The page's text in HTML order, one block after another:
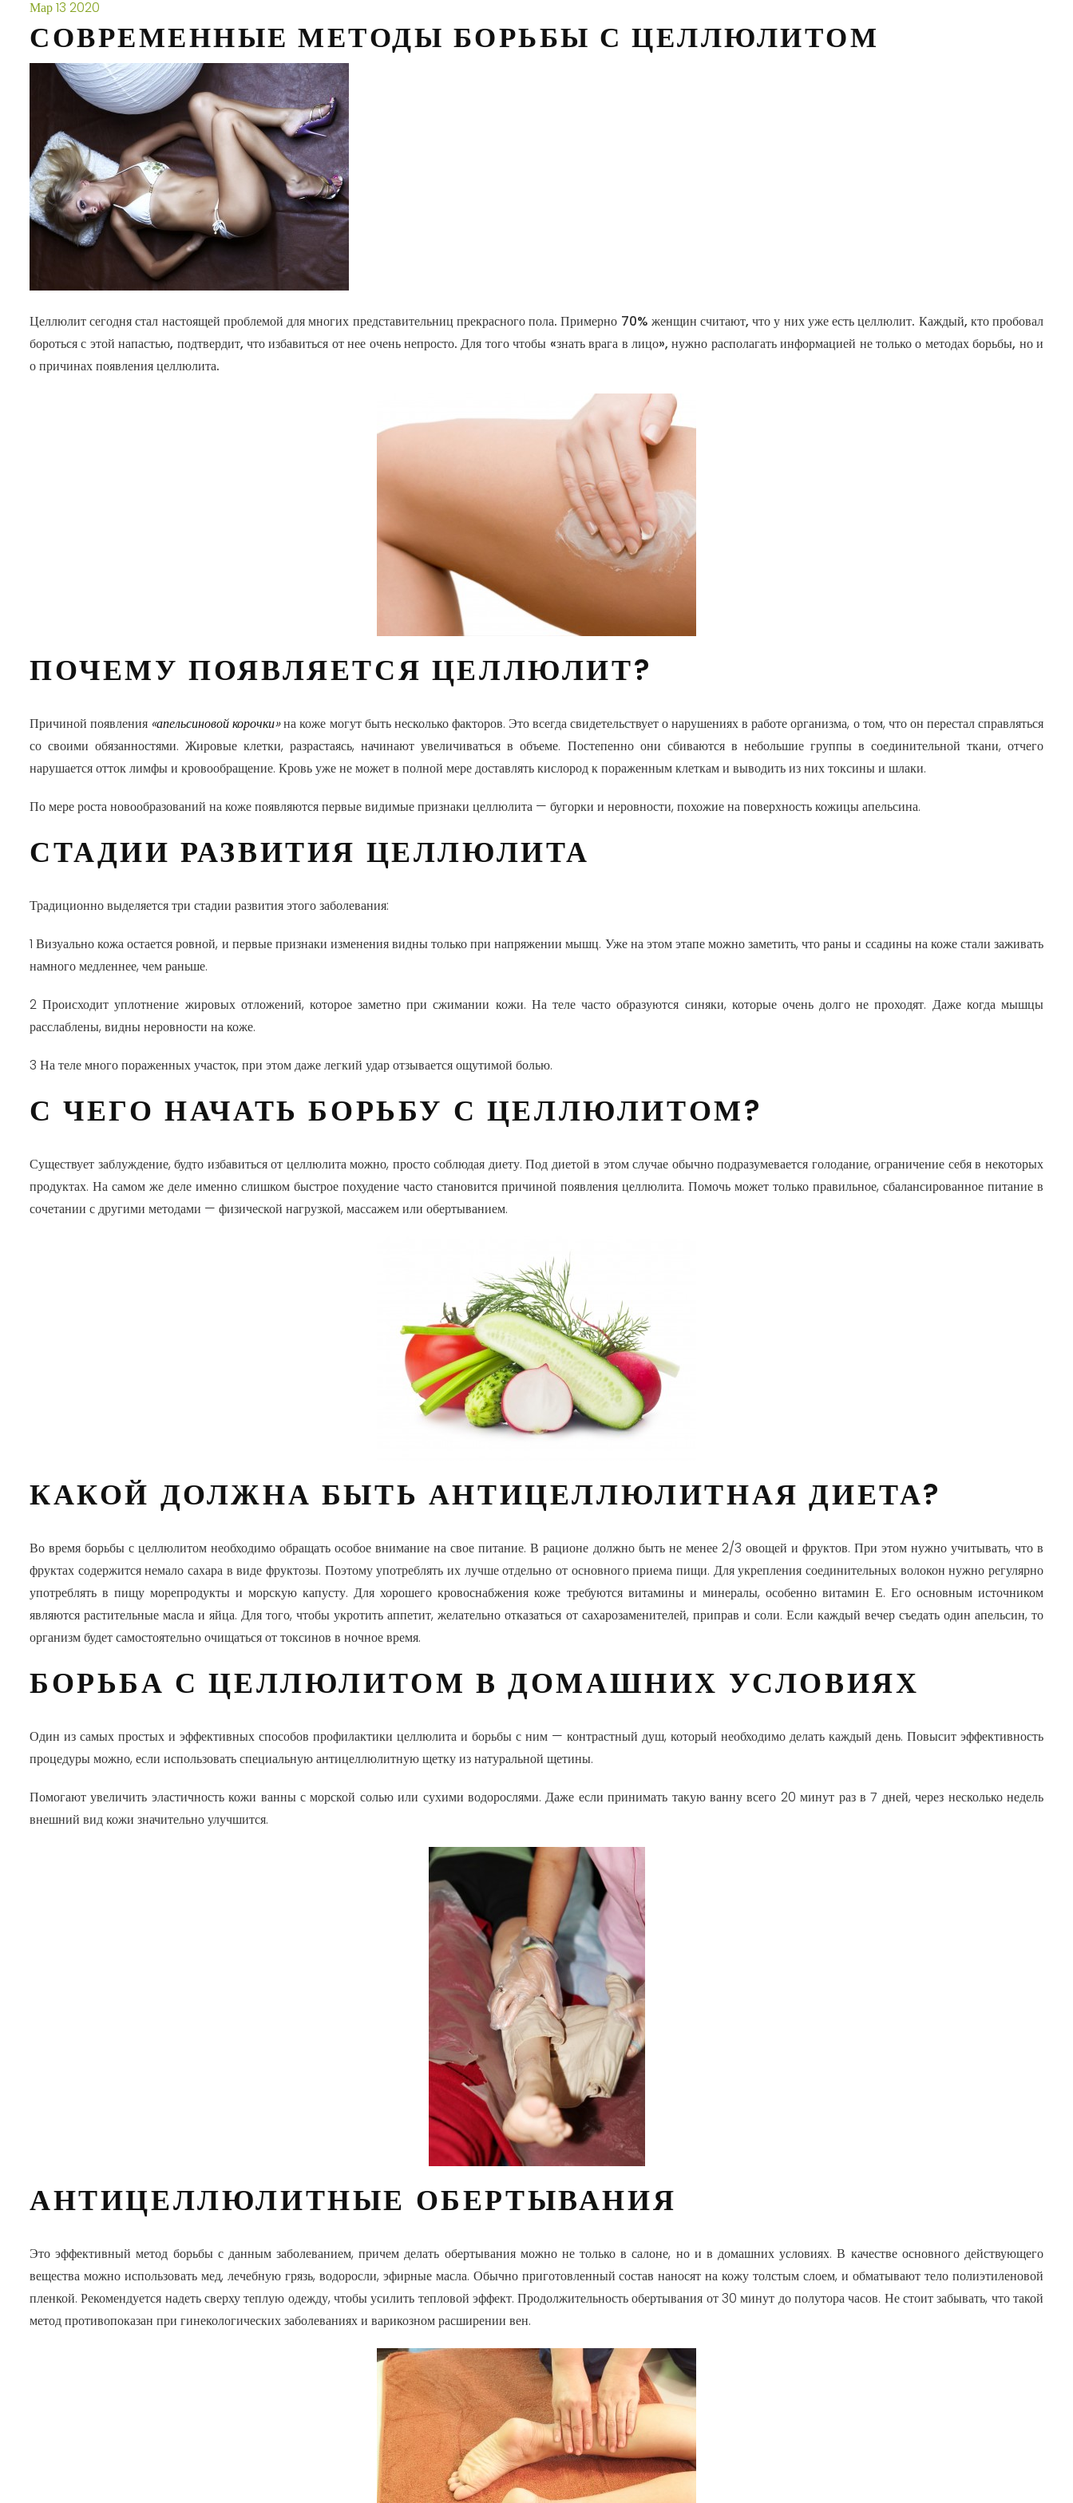
Мар13 2020
СОВРЕМЕННЫЕ МЕТОДЫ БОРЬБЫ С ЦЕЛЛЮЛИТОМ
Целлюлит сегодня стал настоящей проблемой для многих представительниц прекрасного пола. Примерно 70% женщин считают, что у них уже есть целлюлит. Каждый, кто пробовал
бороться с этой напастью, подтвердит, что избавиться от нее очень непросто. Для того чтобы «знать врага в лицо», нужно располагать информацией не только о методах борьбы, но и
о причинах появления целлюлита.
ПОЧЕМУ ПОЯВЛЯЕТСЯ ЦЕЛЛЮЛИТ?
Причиной появления «апельсиновой корочки»на коже могут быть несколько факторов. Это всегда свидетельствует о нарушениях в работе организма, о том, что он перестал справляться
со своими обязанностями. Жировые клетки, разрастаясь, начинают увеличиваться в объеме. Постепенно они сбиваются в небольшие группы в соединительной ткани, отчего
нарушается отток лимфы и кровообращение. Кровь уже не может в полной мере доставлять кислород к пораженным клеткам и выводить из них токсины и шлаки.
По мере роста новообразований на коже появляютсяпервые видимые признаки целлюлита — бугорки и неровности, похожие на поверхность кожицы апельсина.
СТАДИИ РАЗВИТИЯ ЦЕЛЛЮЛИТА
Традиционно выделяется три стадии развития этого заболевания:
1 Визуально кожа остается ровной, и первые признаки изменения видны только при напряжении мышц. Уже на этом этапе можно заметить, что раны и ссадины на коже стали заживать
намного медленнее, чем раньше.
2 Происходит уплотнение жировых отложений, которое заметно при сжимании кожи. На теле часто образуются синяки, которые очень долго не проходят. Даже когда мышцы
расслаблены, видны неровности на коже.
3 На теле много пораженных участок, при этом даже легкий удар отзывается ощутимой болью.
С ЧЕГО НАЧАТЬ БОРЬБУ С ЦЕЛЛЮЛИТОМ?
Существует заблуждение, будто избавиться от целлюлита можно, просто соблюдая диету. Под диетой в этом случае обычно подразумевается голодание, ограничение себя в некоторых
продуктах. На самом же деле именно слишком быстрое похудение часто становится причиной появления целлюлита. Помочь может только правильное, сбалансированное питание в
сочетании с другими методами — физической нагрузкой, массажем или обертыванием.
КАКОЙ ДОЛЖНА БЫТЬ АНТИЦЕЛЛЮЛИТНАЯ ДИЕТА?
Во время борьбы с целлюлитом необходимо обращать особое внимание на свое питание. В рационе должно быть не менее 2/3 овощей и фруктов. При этом нужно учитывать, что в
фруктах содержится немало сахара в виде фруктозы. Поэтому употреблять их лучше отдельно от основного приема пищи. Для укрепления соединительных волокон нужно регулярно
употреблять в пищу морепродукты и морскую капусту. Для хорошего кровоснабжения коже требуются витамины и минералы, особенно витамин Е. Его основным источником
являются растительные масла и яйца. Для того, чтобы укротить аппетит, желательно отказаться от сахарозаменителей, приправ и соли. Если каждый вечер съедать один апельсин, то
организм будет самостоятельно очищаться от токсинов в ночное время.
БОРЬБА С ЦЕЛЛЮЛИТОМ В ДОМАШНИХ УСЛОВИЯХ
Один из самых простых и эффективных способов профилактики целлюлита и борьбы с ним — контрастный душ, который необходимо делать каждый день. Повысит эффективность
процедуры можно, если использовать специальную антицеллюлитную щетку из натуральной щетины.
Помогают увеличить эластичность кожи ванны с морской солью или сухими водорослями. Даже если принимать такую ванну всего 20 минут раз в 7 дней, через несколько недель
внешний вид кожи значительно улучшится.
АНТИЦЕЛЛЮЛИТНЫЕ ОБЕРТЫВАНИЯ
Это эффективный метод борьбы с данным заболеванием, причем делать обертывания можно не только в салоне, но и в домашних условиях. В качестве основного действующего
вещества можно использовать мед, лечебную грязь, водоросли, эфирные масла. Обычно приготовленный состав наносят на кожу толстым слоем, и обматывают тело полиэтиленовой
пленкой. Рекомендуется надеть сверху теплую одежду, чтобы усилить тепловой эффект. Продолжительность обертывания от 30 минут до полутора часов. Не стоит забывать, что такой
метод противопоказан при гинекологических заболеваниях и варикозном расширении вен.